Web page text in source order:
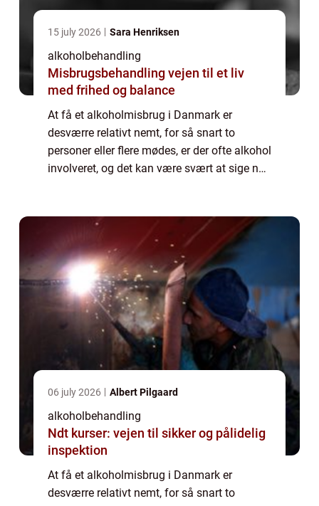
15 july 2026 Sara Henriksen
alkoholbehandling
Misbrugsbehandling vejen til et liv
med frihed og balance
At få et alkoholmisbrug i Danmark er
desværre relativt nemt, for så snart to
personer eller flere mødes, er der ofte alkohol
involveret, og det kan være svært at sige nej
06 july 2026 Albert Pilgaard
alkoholbehandling
Ndt kurser: vejen til sikker og pålidelig
inspektion
At få et alkoholmisbrug i Danmark er
desværre relativt nemt, for så snart to